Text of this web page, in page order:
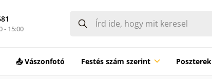
- 15:00
📤 Vászonfotó Festés szám szerint Poszterek